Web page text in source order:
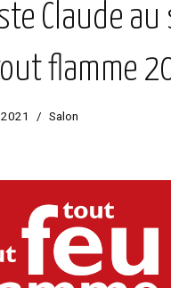
Claude au
flamme
Salon